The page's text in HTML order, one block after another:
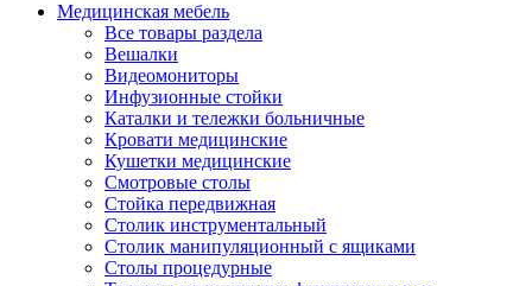
Медицинская мебель
Все товары раздела
Вешалки
Видеомониторы
Инфузионные стойки
Каталки и тележки больничные
Кровати медицинские
Кушетки медицинские
Смотровые столы
Стойка передвижная
Столик инструментальный
Столик манипуляционный с ящиками
Столы процедурные